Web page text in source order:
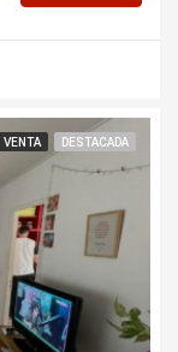
VENTA DESTACADA